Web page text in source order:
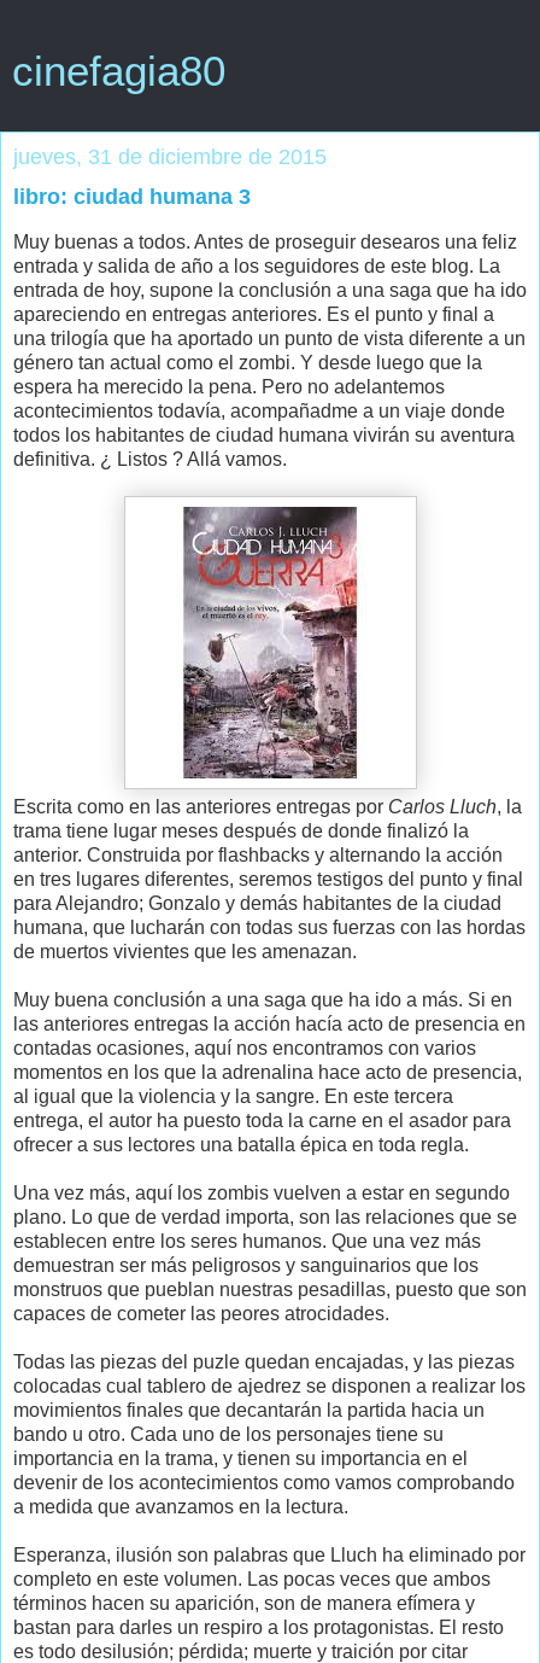
cinefagia80
jueves, 31 de diciembre de 2015
libro: ciudad humana 3
Muy buenas a todos. Antes de proseguir desearos una feliz
entrada y salida de año a los seguidores de este blog. La
entrada de hoy, supone la conclusión a una saga que ha ido
apareciendo en entregas anteriores. Es el punto y final a
una trilogía que ha aportado un punto de vista diferente a un
género tan actual como el zombi. Y desde luego que la
espera ha merecido la pena. Pero no adelantemos
acontecimientos todavía, acompañadme a un viaje donde
todos los habitantes de ciudad humana vivirán su aventura
definitiva. ¿ Listos ? Allá vamos.
Escrita como en las anteriores entregas por Carlos Lluch, la
trama tiene lugar meses después de donde finalizó la
anterior. Construida por flashbacks y alternando la acción
en tres lugares diferentes, seremos testigos del punto y final
para Alejandro; Gonzalo y demás habitantes de la ciudad
humana, que lucharán con todas sus fuerzas con las hordas
de muertos vivientes que les amenazan.
Muy buena conclusión a una saga que ha ido a más. Si en
las anteriores entregas la acción hacía acto de presencia en
contadas ocasiones, aquí nos encontramos con varios
momentos en los que la adrenalina hace acto de presencia,
al igual que la violencia y la sangre. En este tercera
entrega, el autor ha puesto toda la carne en el asador para
ofrecer a sus lectores una batalla épica en toda regla.
Una vez más, aquí los zombis vuelven a estar en segundo
plano. Lo que de verdad importa, son las relaciones que se
establecen entre los seres humanos. Que una vez más
demuestran ser más peligrosos y sanguinarios que los
monstruos que pueblan nuestras pesadillas, puesto que son
capaces de cometer las peores atrocidades.
Todas las piezas del puzle quedan encajadas, y las piezas
colocadas cual tablero de ajedrez se disponen a realizar los
movimientos finales que decantarán la partida hacia un
bando u otro. Cada uno de los personajes tiene su
importancia en la trama, y tienen su importancia en el
devenir de los acontecimientos como vamos comprobando
a medida que avanzamos en la lectura.
Esperanza, ilusión son palabras que Lluch ha eliminado por
completo en este volumen. Las pocas veces que ambos
términos hacen su aparición, son de manera efímera y
bastan para darles un respiro a los protagonistas. El resto
es todo desilusión; pérdida; muerte y traición por citar